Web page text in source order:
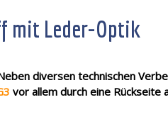
mit Leder-Optik
diversen technischen
vor allem durch eine Rückseite